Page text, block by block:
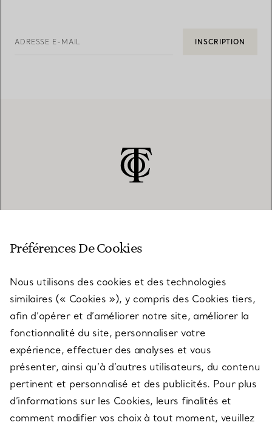
ADRESSE E-MAIL INSCRIPTION
SERVICES
À PROPOS
QUESTIONS LÉGALES
Préférences De Cookies
Nous utilisons des cookies et des technologies
similaires (« Cookies »), y compris des Cookies tiers,
afin d’opérer et d’améliorer notre site, améliorer la
fonctionnalité du site, personnaliser votre
expérience, effectuer des analyses et vous
présenter, ainsi qu’à d’autres utilisateurs, du contenu
pertinent et personnalisé et des publicités. Pour plus
d’informations sur les Cookies, leurs finalités et
comment modifier vos choix à tout moment, veuillez